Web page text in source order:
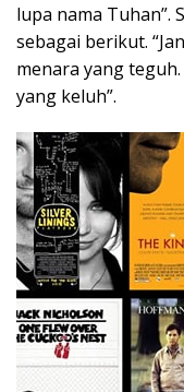
lupa nama Tuhan”.
sebagai berikut.
menara yang
yang keluh”.